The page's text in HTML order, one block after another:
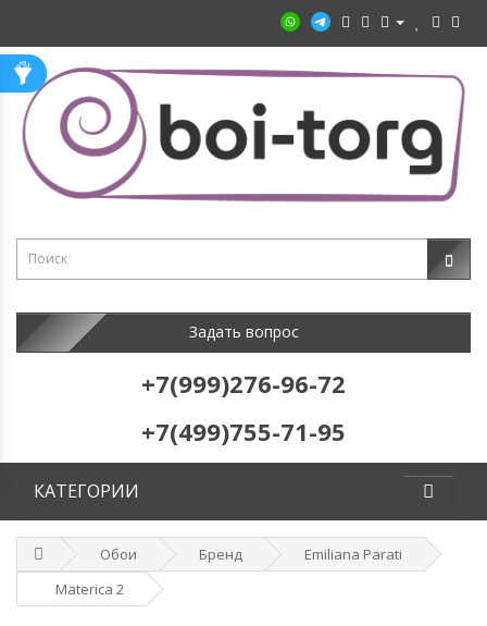
Задать вопрос
+7(999)276-96-72
+7(499)755-71-95
КАТЕГОРИИ
Обои Бренд
Emiliana Parati
Materica 2